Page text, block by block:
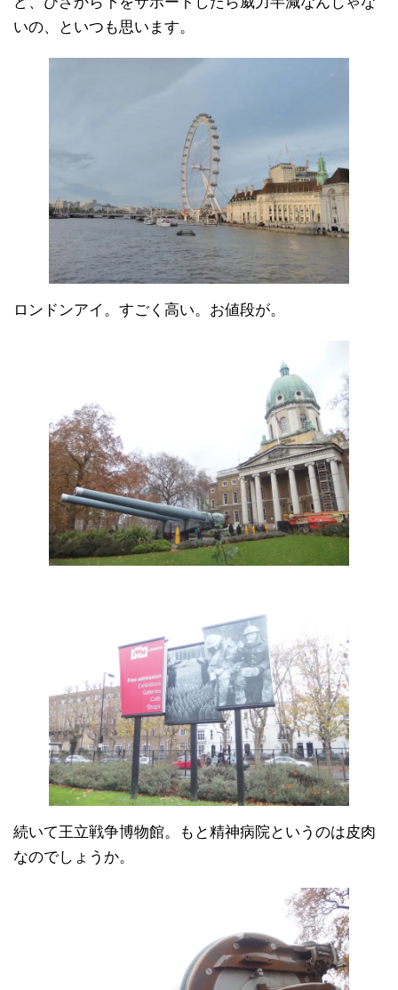
いの、といつも思います。
ロンドンアイ。すごく高い。お値段が。
続いて王立戦争博物館。もと精神病院というのは皮肉
なのでしょうか。